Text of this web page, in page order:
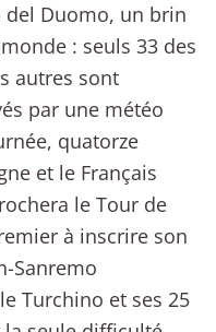
del Duomo, un brin
: seuls 33 des
autres sont
par une météo
quatorze
et le Français
le Tour de
à inscrire son
Sanremo
Turchino et ses 25